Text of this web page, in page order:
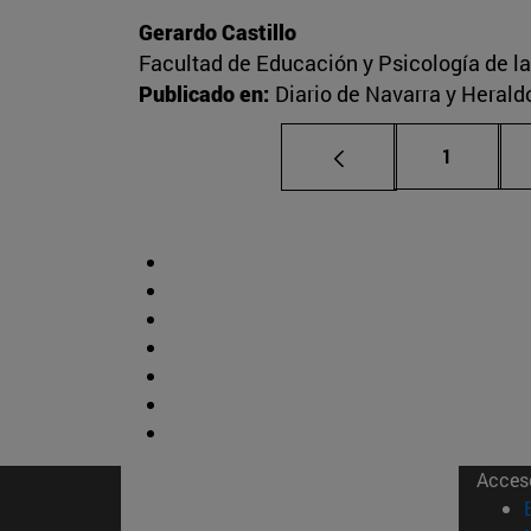
Gerardo Castillo
Facultad de Educación y Psicología de
Publicado en: Diario de Navarra y
Página
1